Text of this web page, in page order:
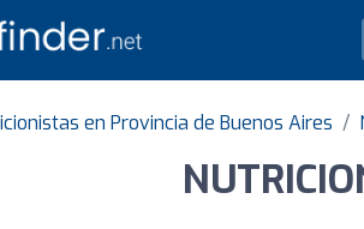
en Provincia de Buenos Aires